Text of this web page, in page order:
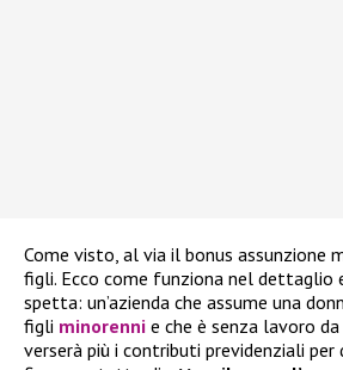
Come visto, al via il bonus assunzione
figli. Ecco come funziona nel dettaglio
spetta: un’azienda che assume una
figli minorenni e che è senza lavoro
verserà più i contributi previdenziali per